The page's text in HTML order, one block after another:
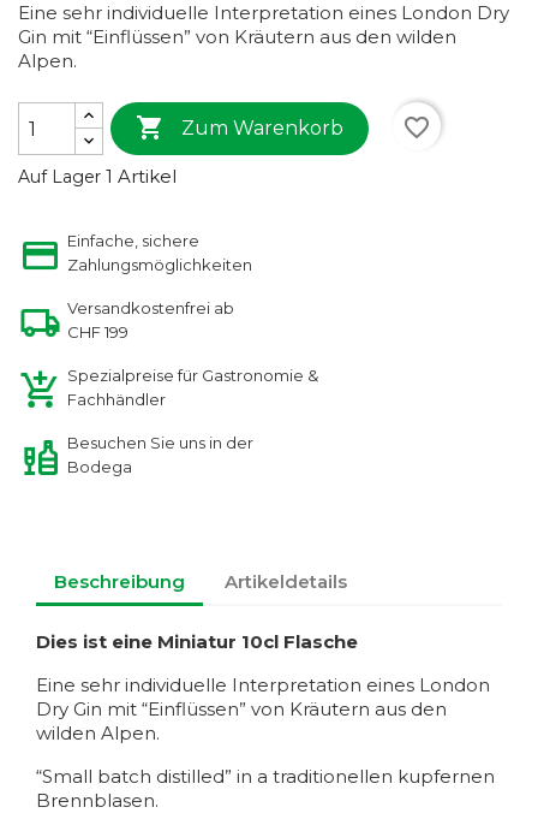
Eine sehr individuelle Interpretation eines London Dry
Gin mit “Einflüssen” von Kräutern aus den wilden
Alpen.
 Zum Warenkorb favorite_border
Auf Lager 1 Artikel
Einfache, sichere
Zahlungsmöglichkeiten
Versandkostenfrei ab
CHF 199
Spezialpreise für Gastronomie &
Fachhändler
Besuchen Sie uns in der
Bodega
Beschreibung Artikeldetails
Dies ist eine Miniatur 10cl Flasche
Eine sehr individuelle Interpretation eines London
Dry Gin mit “Einflüssen” von Kräutern aus den
wilden Alpen.
“Small batch distilled” in a traditionellen kupfernen
Brennblasen.